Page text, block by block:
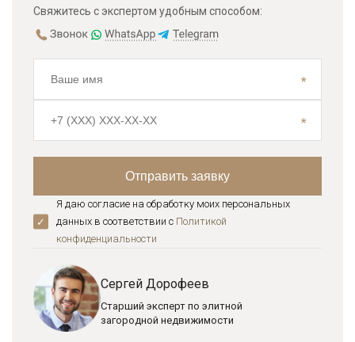
Свяжитесь с экспертом удобным способом:
Я даю согласие на обработку моих персональных
данных в соответствии с Политикой
конфиденциальноcти
Сергей Дорофеев
Старший эксперт по элитной
загородной недвижимости